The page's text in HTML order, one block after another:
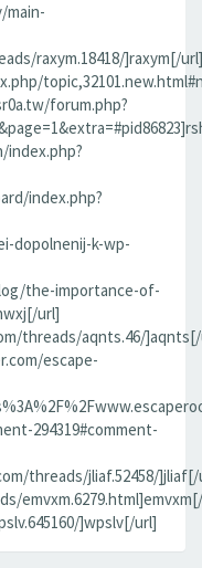
main-
raxym.18418/]raxym[/url]
forum.php?
index.php?
index.php?
dopolnenij-k-wp-
the-importance-of-
url]
threads/aqnts.46/
escape-
294319#comment-
threads/jliaf.52458/
]wpslv[/url]